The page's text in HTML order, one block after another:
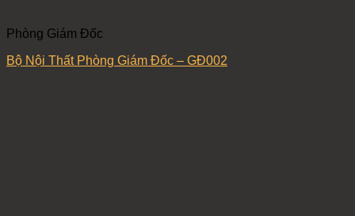
Phòng Giám Đốc
Bộ Nội Thất Phòng Giám Đốc – GĐ002